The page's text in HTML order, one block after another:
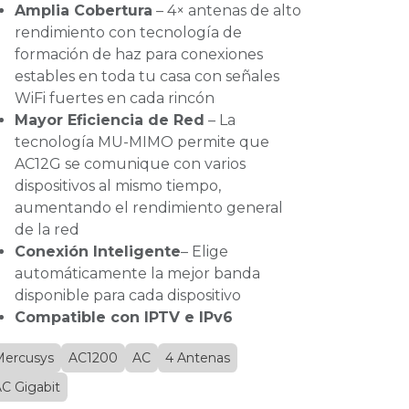
Amplia Cobertura – 4× antenas de alto
rendimiento con tecnología de
formación de haz para conexiones
estables en toda tu casa con señales
WiFi fuertes en cada rincón
Mayor Eficiencia de Red – La
tecnología MU-MIMO permite que
AC12G se comunique con varios
dispositivos al mismo tiempo,
aumentando el rendimiento general
de la red
Conexión Inteligente– Elige
automáticamente la mejor banda
disponible para cada dispositivo
Compatible con IPTV e IPv6
AC1200 AC
4 Antenas
Gigabit